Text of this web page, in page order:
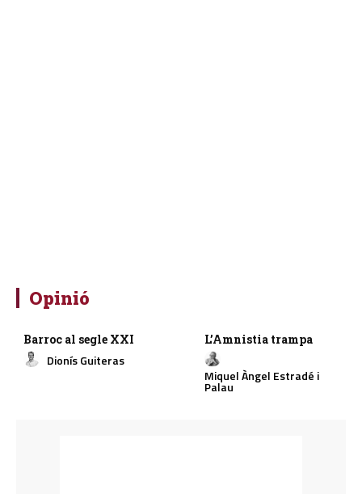
Opinió
Barroc al segle XXI
Dionís Guiteras
L’Amnistia trampa
Miquel Àngel Estradé i
Palau